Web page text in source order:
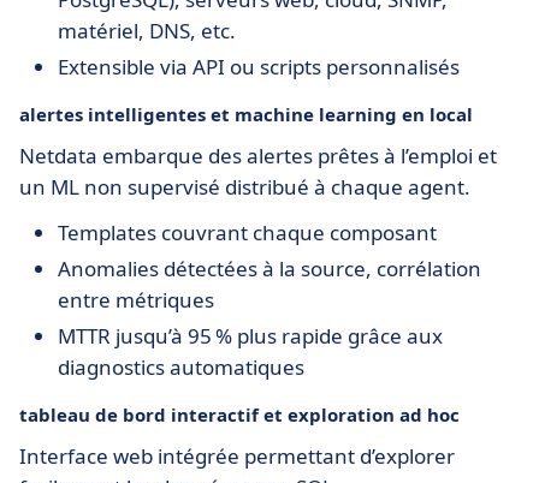
matériel, DNS, etc.
Extensible via API ou scripts personnalisés
alertes intelligentes et machine learning en local
Netdata embarque des alertes prêtes à l’emploi et
un ML non supervisé distribué à chaque agent.
Templates couvrant chaque composant
Anomalies détectées à la source, corrélation
entre métriques
MTTR jusqu’à 95 % plus rapide grâce aux
diagnostics automatiques
tableau de bord interactif et exploration ad hoc
Interface web intégrée permettant d’explorer